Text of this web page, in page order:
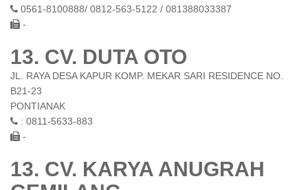
0561-8100888/ 0812-563-5122 / 081388033387
-
13. CV. DUTA OTO
JL. RAYA DESA KAPUR KOMP. MEKAR SARI RESIDENCE NO.
B21-23
PONTIANAK
: 0811-5633-883
-
13. CV. KARYA ANUGRAH